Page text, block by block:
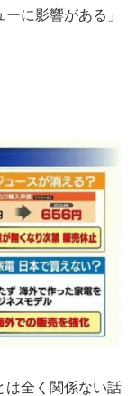
に影響がある」
は全く関係ない話